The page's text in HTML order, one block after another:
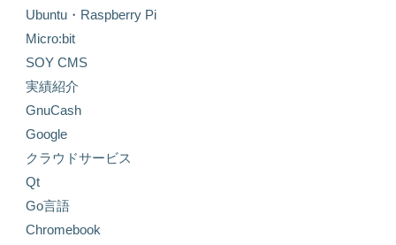
Ubuntu・Raspberry Pi
Micro:bit
SOY CMS
実績紹介
GnuCash
Google
クラウドサービス
Qt
Go言語
Chromebook